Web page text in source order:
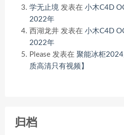
学无止境 发表在 小木C4D
2022年
西湖龙井 发表在 小木C4D
2022年
Please 发表在 聚能冰柜
质高清只有视频】
归档